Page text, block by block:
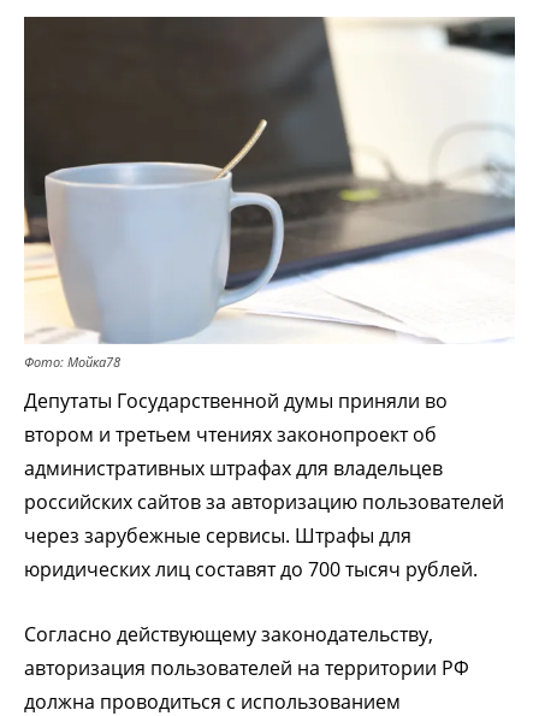
Фото: Мойка78
Депутаты Государственной думы приняли во
втором и третьем чтениях законопроект об
административных штрафах для владельцев
российских сайтов за авторизацию пользователей
через зарубежные сервисы. Штрафы для
юридических лиц составят до 700 тысяч рублей.
Согласно действующему законодательству,
авторизация пользователей на территории РФ
должна проводиться с использованием